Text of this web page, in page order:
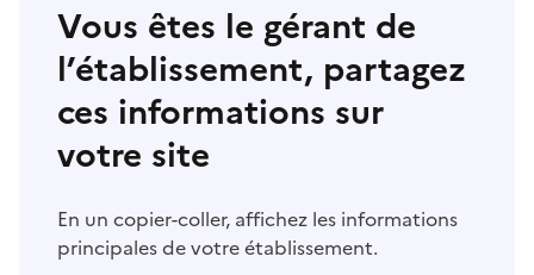
Vous êtes le gérant de
l’établissement, partagez
ces informations sur
votre site
En un copier-coller, affichez les informations
principales de votre établissement.